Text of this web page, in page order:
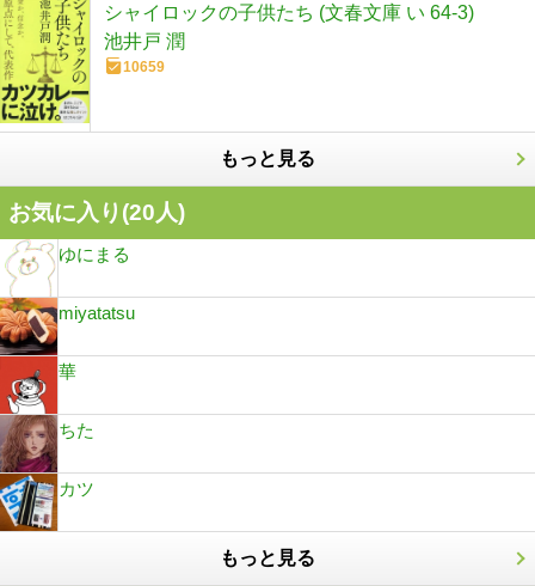
シャイロックの子供たち (文春文庫 い 64-3)
池井戸 潤
10659
もっと見る
お気に入り(20人)
ゆにまる
miyatatsu
華
ちた
カツ
もっと見る